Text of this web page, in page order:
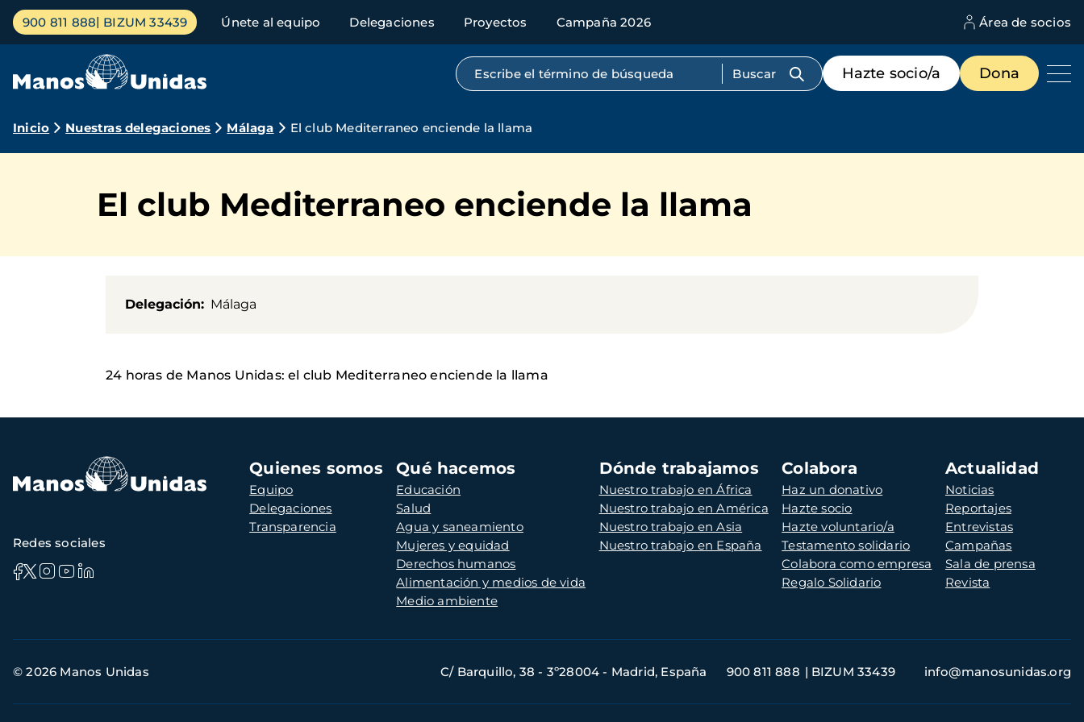
Pasar
contenido
Menú
principal
900 811 888 BIZUM 33439 Únete al equipo Delegaciones Proyectos Campaña 2026 Área de socios
Búsqueda por texto completo
Menú
de
destacados
Hazte socio/a Dona
Ruta
navegación
Inicio Nuestras delegaciones Málaga El club Mediterraneo enciende la llama
El club Mediterraneo enciende la llama
Delegación Málaga
24 horas de Manos Unidas: el club Mediterraneo enciende la llama
Navegación
principal
Quienes somos
Equipo
Delegaciones
Transparencia
Qué hacemos
Educación
Salud
Agua y saneamiento
Mujeres y equidad
Derechos humanos
Alimentación y medios de vida
Medio ambiente
Dónde trabajamos
Nuestro trabajo en África
Nuestro trabajo en América
Nuestro trabajo en Asia
Nuestro trabajo en España
Colabora
Haz un donativo
Hazte socio
Hazte voluntario/a
Testamento solidario
Colabora como empresa
Regalo Solidario
Actualidad
Noticias
Reportajes
Entrevistas
Campañas
Sala de prensa
Revista
Redes sociales
de
© 2026 Manos Unidas C/ Barquillo, 38 - 3º28004 - Madrid, España 900 811 888 BIZUM 33439 info@manosunidas.org